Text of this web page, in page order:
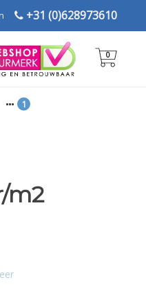
+31 (0)628973610
0
m2